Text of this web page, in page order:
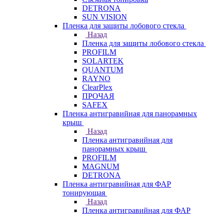
DETRONA
SUN VISION
Пленка для защиты лобового стекла
Назад
Пленка для защиты лобового стекла
PROFILM
SOLARTEK
QUANTUM
RAYNO
ClearPlex
ПРОЧАЯ
SAFEX
Пленка антигравийная для панорамных
крыш
Назад
Пленка антигравийная для
панорамных крыш
PROFILM
MAGNUM
DETRONA
Пленка антигравийная для ФАР
тонирующая
Назад
Пленка антигравийная для ФАР